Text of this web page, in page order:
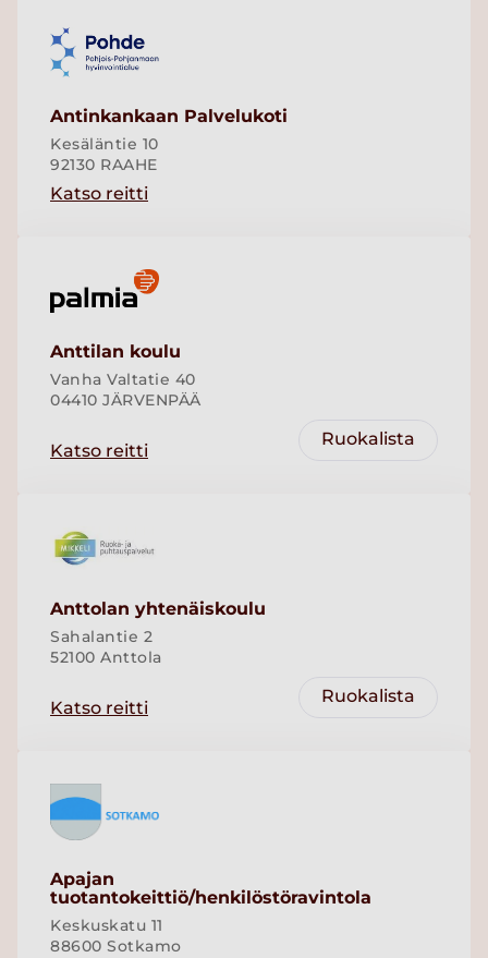
Antinkankaan Palvelukoti
Kesäläntie 10
92130 RAAHE
Katso reitti
Anttilan koulu
Vanha Valtatie 40
04410 JÄRVENPÄÄ
Katso reitti
Ruokalista
Anttolan yhtenäiskoulu
Sahalantie 2
52100 Anttola
Katso reitti
Ruokalista
Apajan
tuotantokeittiö/henkilöstöravintola
Keskuskatu 11
88600 Sotkamo